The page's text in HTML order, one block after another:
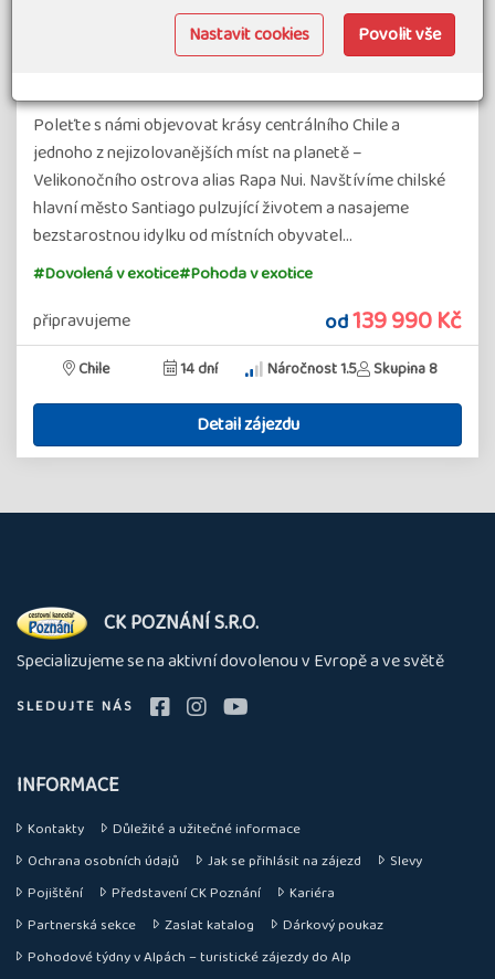
Velikonoční ostrov, Chile - Za přírodou,
kulturou a vínem centrálního Chile a
Poleťte s námi objevovat krásy centrálního Chile a
jednoho z nejizolovanějších míst na planetě –
Velikonočního ostrova alias Rapa Nui. Navštívíme chilské
hlavní město Santiago pulzující životem a nasajeme
bezstarostnou idylku od místních obyvatel…
#Dovolená v exotice#Pohoda v exotice
připravujeme od139 990 Kč
Chile 14 dní Náročnost 1.5 Skupina 8
Detail zájezdu
O
nás
CK POZNÁNÍ S.R.O.
Specializujeme se na aktivní dovolenou v Evropě a ve světě
SLEDUJTE NÁS
INFORMACE
Kontakty
Důležité a užitečné informace
Ochrana osobních údajů
Jak se přihlásit na zájezd
Slevy
Pojištění
Představení CK Poznání
Kariéra
Partnerská sekce
Zaslat katalog
Dárkový poukaz
Pohodové týdny v Alpách – turistické zájezdy do Alp
Nastavit cookies Povolit vše